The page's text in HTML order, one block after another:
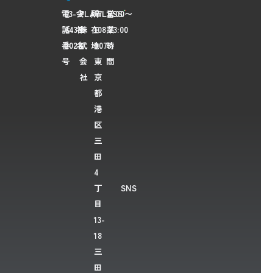
電
話
番
号
03-
6435-
2028
会
社
名
FLAWLESS
株
式
会
社
所
在
地
〒
108-
0073
東
京
都
港
区
三
田
4
丁
目
13-
18
三
田
営
業
時
間
7:00〜
23:00
SNS